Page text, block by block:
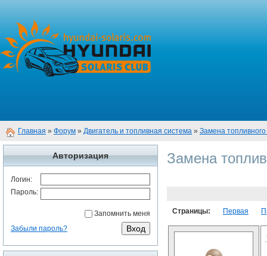
Главная » Форум » Двигатель и топливная система » Замена
Авторизация
Логин:
Пароль:
Запомнить меня
Забыли пароль?
Замена
Страницы: Первая